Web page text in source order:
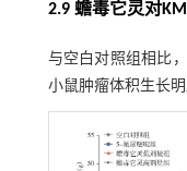
2.9 蟾毒它灵对
与空白对照组相比
小鼠肿瘤体积生长